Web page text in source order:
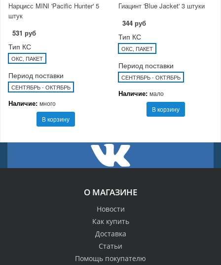
Нарцисс MINI 'Pacific Hunter' 5
штук
531 руб
Тип КС
ОКС, ПАКЕТ
Период поставки
СЕНТЯБРЬ - ОКТЯБРЬ
Наличие: много
В корзину
Гиацинт 'Blue Jacket' 3 штуки
344 руб
Тип КС
ОКС, ПАКЕТ
Период поставки
СЕНТЯБРЬ - ОКТЯБРЬ
Наличие: мало
В корзину
О МАГАЗИНЕ
Новости
Как купить
Доставка
Статьи
Помощь покупателю